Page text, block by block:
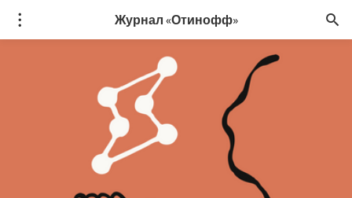
Журнал «Отинофф»